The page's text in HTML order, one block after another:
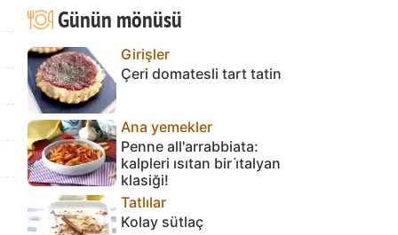
Günün mönüsü
Girişler
Çeri domatesli tart tatin
Ana yemekler
Penne all'arrabbiata:
kalpleri ısıtan bir i̇talyan
klasiği!
Tatlılar
Kolay sütlaç